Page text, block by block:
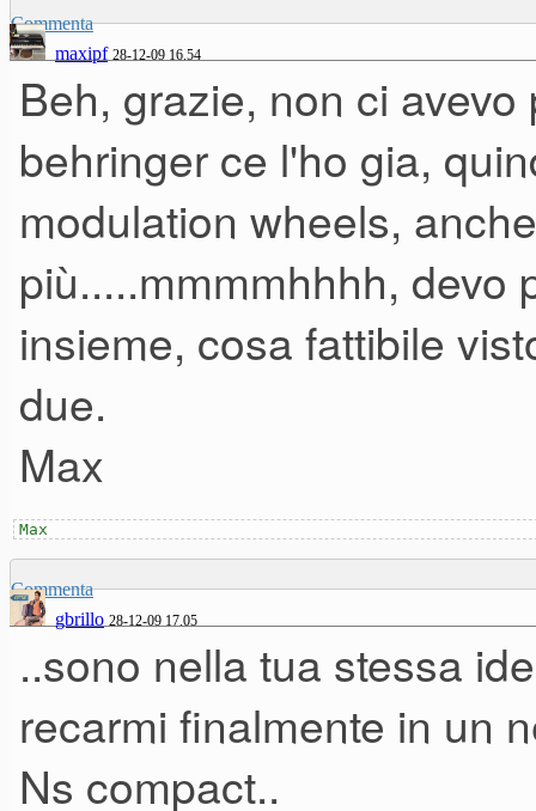
il negoziante mi ha fatto
le srx (forse domani viene a
L'm3-73 con flight case
per cui ho pensato a due
"perdere" il meno possibile
peso.
La differenza di prezzo tra le
Soluzione 1: Nord Electro 3
120€.
Soluzione 2: Nord stage
Entrambe le soluzioni
Commenta
maxipf 28-12-09 16.54
Beh, grazie, non ci
behringer ce l'ho gia,
modulation wheels,
più.....mmmmhhhh, devo
insieme, cosa fattibile
due.
Max
Max
Commenta
gbrillo 28-12-09 17.05
..sono nella tua stessa
recarmi finalmente in un
Ns compact..